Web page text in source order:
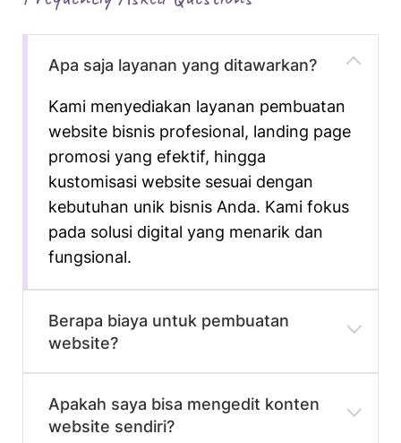
Apa saja layanan yang ditawarkan?
Kami menyediakan layanan pembuatan
website bisnis profesional, landing page
promosi yang efektif, hingga
kustomisasi website sesuai dengan
kebutuhan unik bisnis Anda. Kami fokus
pada solusi digital yang menarik dan
fungsional.
Berapa biaya untuk pembuatan
website?
mulai dari Rp 250.000 per bulan. Biaya
akhir akan disesuaikan berdasarkan
Apakah saya bisa mengedit konten
website sendiri?